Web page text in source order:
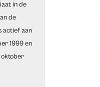
in de
de
actief aan
1999 en
oktober